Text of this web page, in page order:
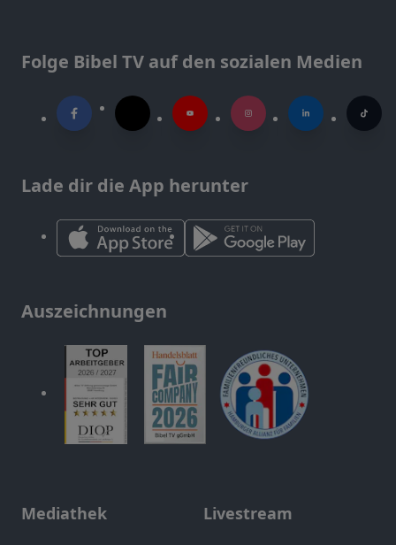
Folge Bibel TV auf den sozialen Medien
Lade dir die App herunter
Auszeichnungen
Mediathek Livestream